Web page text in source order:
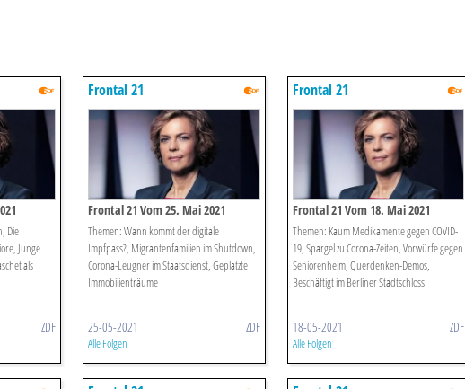
Die
Junge
als
ZDF
Frontal 21
Frontal 21 Vom 25. Mai 2021
Themen: Wann kommt der digitale
Impfpass?, Migrantenfamilien im Shutdown,
Corona-Leugner im Staatsdienst, Geplatzte
Immobilienträume
25-05-2021 ZDF
Alle Folgen
Frontal 21
Frontal 21 Vom 18. Mai 2021
Themen: Kaum Medikamente gegen COVID-
19, Spargel zu Corona-Zeiten, Vorwürfe gegen
Seniorenheim, Querdenken-Demos,
Beschäftigt im Berliner Stadtschloss
18-05-2021 ZDF
Alle Folgen